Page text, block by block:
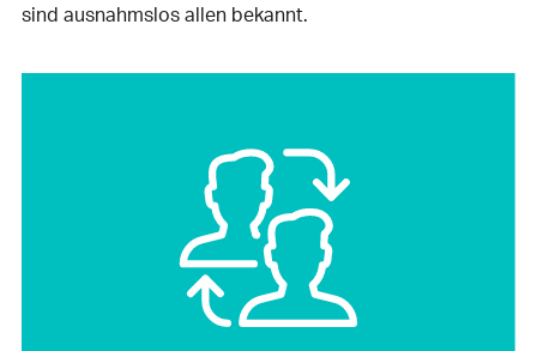
sind ausnahmslos allen bekannt.